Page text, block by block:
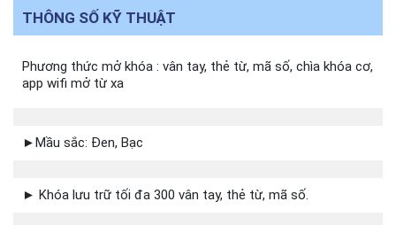
THÔNG SỐ KỸ THUẬT
Phương thức mở khóa : vân tay, thẻ từ, mã số, chìa khóa cơ,
app wifi mở từ xa
►Mầu sắc: Đen, Bạc
► Khóa lưu trữ tối đa 300 vân tay, thẻ từ, mã số.